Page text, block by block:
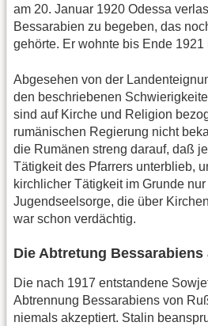
am 20. Januar 1920 Odessa
Bessarabien zu begeben, das
gehörte. Er wohnte bis Ende 1921
Abgesehen von der
den beschriebenen
sind auf Kirche und Religion
rumänischen Regierung nicht
die Rumänen streng darauf, daß
Tätigkeit des Pfarrers unterblieb,
kirchlicher Tätigkeit im Grunde
Jugendseelsorge, die über
war schon verdächtig.
Die Abtretung
Die nach 1917 entstandene
Abtrennung Bessarabiens von
niemals akzeptiert. Stalin